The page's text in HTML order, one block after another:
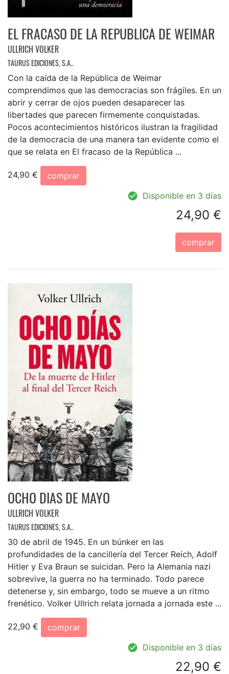
EL FRACASO DE LA REPUBLICA DE WEIMAR
ULLRICH VOLKER
TAURUS EDICIONES, S.A..
Con la caída de la República de Weimar
comprendimos que las democracias son frágiles. En un
abrir y cerrar de ojos pueden desaparecer las
libertades que parecen firmemente conquistadas.
Pocos acontecimientos históricos ilustran la fragilidad
de la democracia de una manera tan evidente como el
que se relata en El fracaso de la República ...
24,90 €
comprar
Disponible en 3 días
24,90 €
comprar
OCHO DIAS DE MAYO
ULLRICH VOLKER
TAURUS EDICIONES, S.A..
30 de abril de 1945. En un búnker en las
profundidades de la cancillería del Tercer Reich, Adolf
Hitler y Eva Braun se suicidan. Pero la Alemania nazi
sobrevive, la guerra no ha terminado. Todo parece
detenerse y, sin embargo, todo se mueve a un ritmo
frenético. Volker Ullrich relata jornada a jornada este ...
22,90 €
comprar
Disponible en 3 días
22,90 €